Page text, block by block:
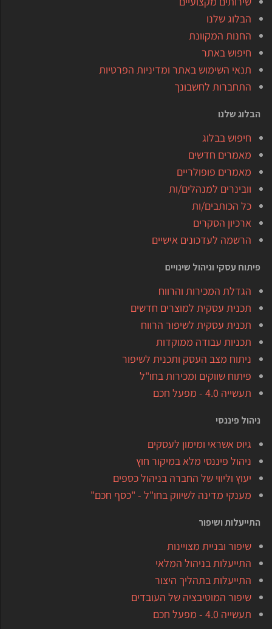
הבלוג שלנו
החנות המקוונת
חיפוש באתר
תנאי השימוש באתר ומדיניות הפרטיות
התחברות לחשבונך
הבלוג שלנו
חיפוש בבלוג
מאמרים חדשים
מאמרים פופולריים
וובינרים למנהלים/ות
כל הכותבים/ות
ארכיון הסקרים
הרשמה לעדכונים אישיים
פיתוח עסקי וניהול שינויים
הגדלת המכירות והרווח
תכנית עסקית למוצרים חדשים
תכנית עסקית לשיפור הרווח
תכניות עבודה ממוקדות
ניתוח מצב העסק ותכנית לשיפור
פיתוח שווקים ומכירות בחו"ל
תעשייה 4.0 - מפעל חכם
ניהול פיננסי
גיוס אשראי ומימון לעסקים
ניהול פיננסי מלא במיקור חוץ
יעוץ וליווי של החברה בניהול כספים
מענקי מדינה לשיווק בחו"ל - "כסף חכם"
התייעלות ושיפור
שיפור ובניית מצויינות
התייעלות בניהול המלאי
התייעלות בתהליך היצור
שיפור המוטיבציה של העובדים
תעשייה 4.0 - מפעל חכם